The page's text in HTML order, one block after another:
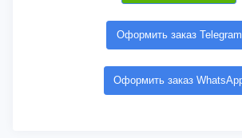
Оформить заказ Telegram
Оформить заказ